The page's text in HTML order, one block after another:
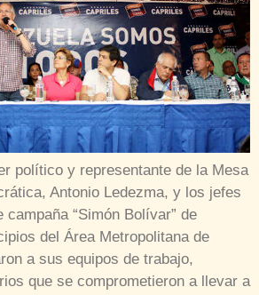
político y representante de la Mesa
Antonio Ledezma, y los jefes
“Simón Bolívar” de
del Área Metropolitana de
a sus equipos de trabajo,
que se comprometieron a llevar a